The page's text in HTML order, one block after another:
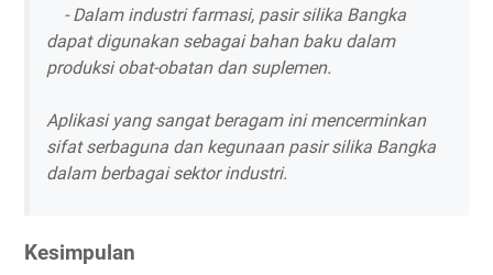
- Dalam industri farmasi, pasir silika Bangka
dapat digunakan sebagai bahan baku dalam
produksi obat-obatan dan suplemen.
Aplikasi yang sangat beragam ini mencerminkan
sifat serbaguna dan kegunaan pasir silika Bangka
dalam berbagai sektor industri.
Kesimpulan